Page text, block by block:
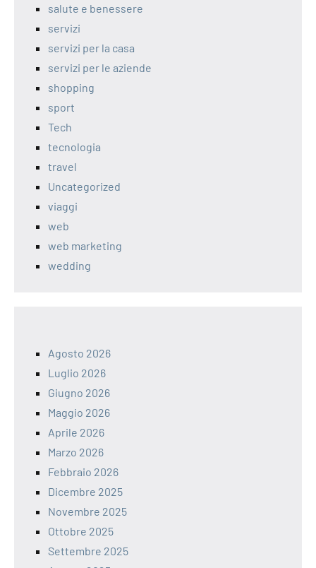
salute e benessere
servizi
servizi per la casa
servizi per le aziende
shopping
sport
Tech
tecnologia
travel
Uncategorized
viaggi
web
web marketing
wedding
Agosto 2026
Luglio 2026
Giugno 2026
Maggio 2026
Aprile 2026
Marzo 2026
Febbraio 2026
Dicembre 2025
Novembre 2025
Ottobre 2025
Settembre 2025